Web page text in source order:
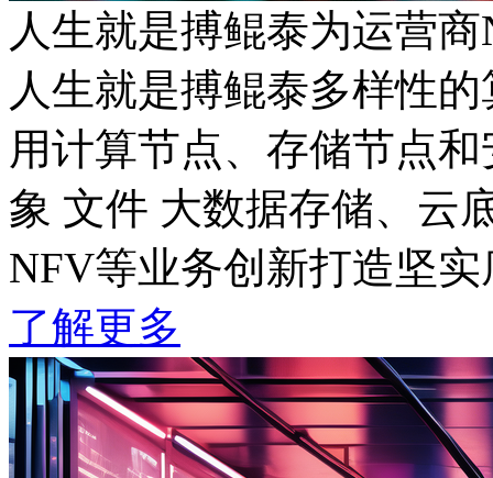
人生就是搏鲲泰为运营
人生就是搏鲲泰多样性的
用计算节点、存储节点和
象 文件 大数据存储、云
NFV等业务创新打造坚实
了解更多